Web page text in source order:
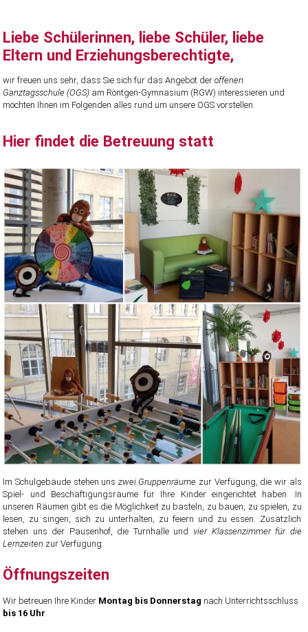
Liebe Schülerinnen, liebe Schüler, liebe
Eltern und Erziehungsberechtigte,
wir freuen uns sehr, dass Sie sich für das Angebot der offenen
Ganztagsschule (OGS) am Röntgen-Gymnasium (RGW) interessieren und
möchten Ihnen im Folgenden alles rund um unsere OGS vorstellen.
Hier findet die Betreuung statt
Im Schulgebäude stehen uns zwei Gruppenräume zur Verfügung, die wir als
Spiel- und Beschäftigungsräume für Ihre Kinder eingerichtet haben. In
unseren Räumen gibt es die Möglichkeit zu basteln, zu bauen, zu spielen, zu
lesen, zu singen, sich zu unterhalten, zu feiern und zu essen. Zusätzlich
stehen uns der Pausenhof, die Turnhalle und vier Klassenzimmer für die
Lernzeiten zur Verfügung.
Öffnungszeiten
Wir betreuen Ihre Kinder Montag bis Donnerstag nach Unterrichtsschluss
bis 16 Uhr